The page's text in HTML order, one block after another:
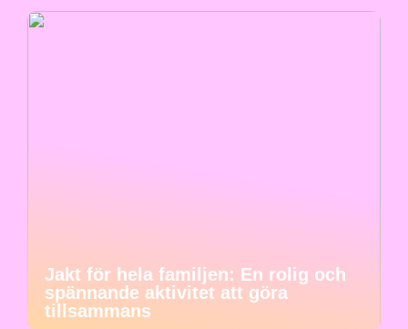
Jakt för hela familjen: En rolig och
spännande aktivitet att göra
tillsammans